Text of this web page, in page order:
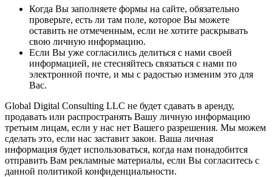
Когда Вы заполняете формы на сайте, обязательно
проверьте, есть ли там поле, которое Вы можете
оставить не отмеченным, если не хотите раскрывать
свою личную информацию.
Если Вы уже согласились делиться с нами своей
информацией, не стесняйтесь связаться с нами по
электронной почте, и мы с радостью изменим это для
Вас.
Global Digital Consulting LLC не будет сдавать в аренду,
продавать или распространять Вашу личную информацию
третьим лицам, если у нас нет Вашего разрешения. Мы можем
сделать это, если нас заставит закон. Ваша личная
информация будет использоваться, когда нам понадобится
отправить Вам рекламные материалы, если Вы согласитесь с
данной политикой конфиденциальности.